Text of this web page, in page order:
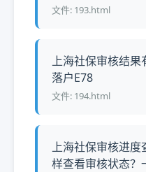
文件: 193.html
上海社保审核结果
落户E78
文件: 194.html
上海社保审核进度
样查看审核状态？